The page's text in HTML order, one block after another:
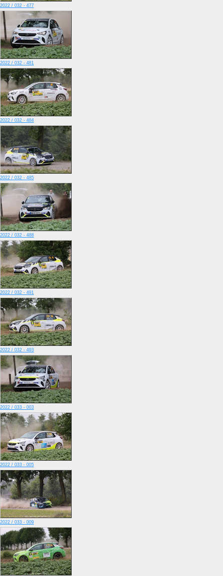
2022 / 032 - 477
2022 / 032 - 481
2022 / 032 - 484
2022 / 032 - 485
2022 / 032 - 488
2022 / 032 - 491
2022 / 032 - 493
2022 / 033 - 003
2022 / 033 - 005
2022 / 033 - 009